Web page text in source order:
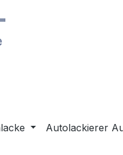
Autolackierer